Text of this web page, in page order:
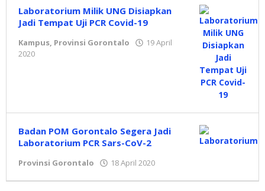
Laboratorium Milik UNG Disiapkan
Jadi Tempat Uji PCR Covid-19
Kampus, Provinsi Gorontalo
19 April
2020
Badan POM Gorontalo Segera Jadi
Laboratorium PCR Sars-CoV-2
Provinsi Gorontalo 18 April 2020